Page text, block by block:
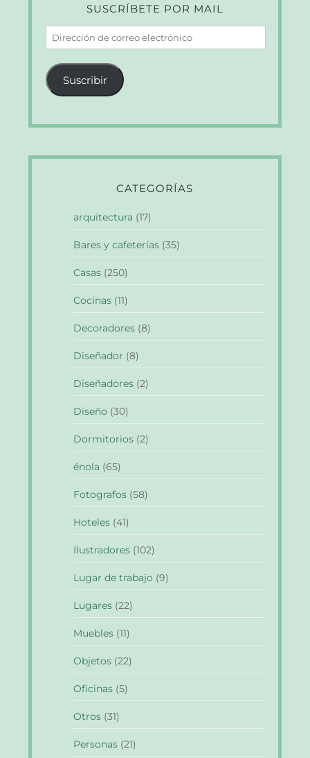
SUSCRÍBETE POR MAIL
Dirección
de
correo
electrónico
Suscribir
CATEGORÍAS
arquitectura (17)
Bares y cafeterías (35)
Casas (250)
Cocinas (11)
Decoradores (8)
Diseñador (8)
Diseñadores (2)
Diseño (30)
Dormitorios (2)
énola (65)
Fotografos (58)
Hoteles (41)
Ilustradores (102)
Lugar de trabajo (9)
Lugares (22)
Muebles (11)
Objetos (22)
Oficinas (5)
Otros (31)
Personas (21)